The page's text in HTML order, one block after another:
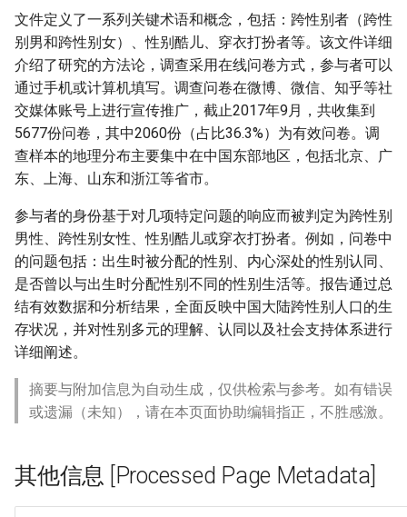
文件定义了一系列关键术语和概念，包括：跨性别者（跨性
别男和跨性别女）、性别酷儿、穿衣打扮者等。该文件详细
介绍了研究的方法论，调查采用在线问卷方式，参与者可以
通过手机或计算机填写。调查问卷在微博、微信、知乎等社
交媒体账号上进行宣传推广，截止2017年9月，共收集到
5677份问卷，其中2060份（占比36.3%）为有效问卷。调
查样本的地理分布主要集中在中国东部地区，包括北京、广
东、上海、山东和浙江等省市。
参与者的身份基于对几项特定问题的响应而被判定为跨性别
男性、跨性别女性、性别酷儿或穿衣打扮者。例如，问卷中
的问题包括：出生时被分配的性别、内心深处的性别认同、
是否曾以与出生时分配性别不同的性别生活等。报告通过总
结有效数据和分析结果，全面反映中国大陆跨性别人口的生
存状况，并对性别多元的理解、认同以及社会支持体系进行
详细阐述。
摘要与附加信息为自动生成，仅供检索与参考。如有错误
或遗漏（未知），请在本页面协助编辑指正，不胜感激。
其他信息 [Processed Page Metadata]